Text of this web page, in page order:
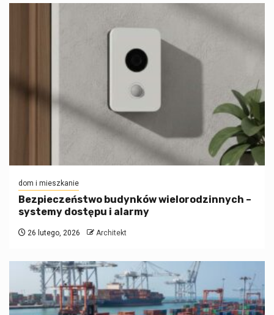
dom i mieszkanie
Bezpieczeństwo budynków wielorodzinnych –
systemy dostępu i alarmy
26 lutego, 2026 Architekt